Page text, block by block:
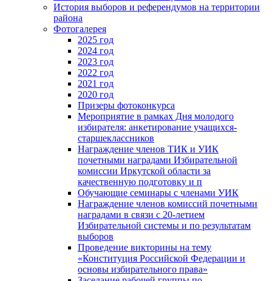
История выборов и референдумов на территории
района
Фотогалерея
2025 год
2024 год
2023 год
2022 год
2021 год
2020 год
Призеры фотоконкурса
Мероприятие в рамках Дня молодого
избирателя: анкетирование учащихся-
старшеклассников
Награждение членов ТИК и УИК
почетными наградами Избирательной
комиссии Иркутской области за
качественную подготовку и п
Обучающие семинары с членами УИК
Награждение членов комиссий почетными
наградами в связи с 20-летием
Избирательной системы и по результатам
выборов
Проведение викторины на тему
«Конституция Российской Федерации и
основы избирательного права»